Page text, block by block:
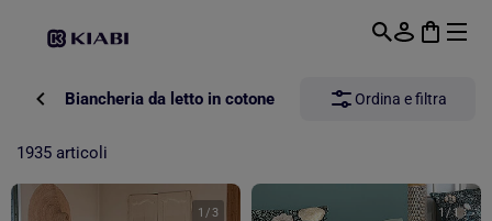
Biancheria da letto in cotone Ordina e filtra
1935 articoli
1 /3 1/1